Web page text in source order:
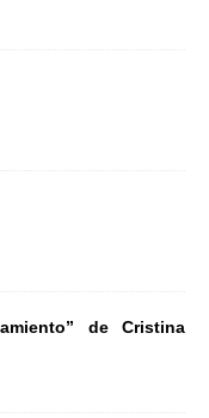
de Cristina